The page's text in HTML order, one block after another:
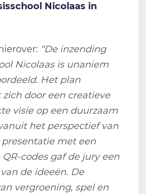
Nicolaas in
“De inzending
Nicolaas is unaniem
Het plan
door een creatieve
visie op een duurzaam
het perspectief van
met een
codes gaf de jury een
de ideeën. De
vergroening, spel en